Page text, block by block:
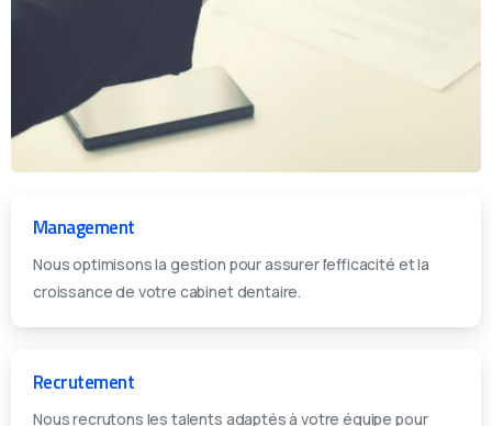
Management
Nous optimisons la gestion pour assurer l'efficacité et la
croissance de votre cabinet dentaire.
Recrutement
Nous recrutons les talents adaptés à votre équipe pour